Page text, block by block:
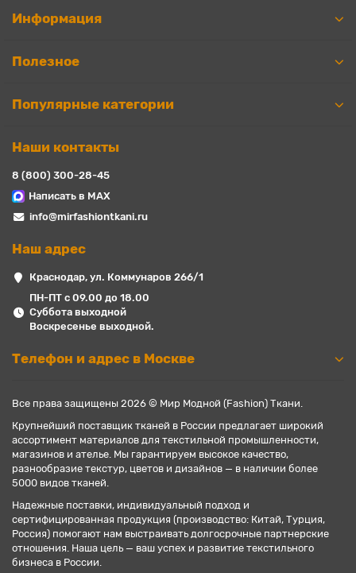
Информация
Полезное
Популярные категории
Наши контакты
8 (800) 300-28-45
Написать в MAX
info@mirfashiontkani.ru
Наш адрес
Краснодар, ул. Коммунаров 266/1
ПН-ПТ с 09.00 до 18.00
Суббота выходной
Воскресенье выходной.
Телефон и адрес в Москве
Все права защищены 2026 © Мир Модной (Fashion) Ткани.
Крупнейший поставщик тканей в России предлагает широкий
ассортимент материалов для текстильной промышленности,
магазинов и ателье. Мы гарантируем высокое качество,
разнообразие текстур, цветов и дизайнов — в наличии более
5000 видов тканей.
Надежные поставки, индивидуальный подход и
сертифицированная продукция (производство: Китай, Турция,
Россия) помогают нам выстраивать долгосрочные партнерские
отношения. Наша цель — ваш успех и развитие текстильного
бизнеса в России.